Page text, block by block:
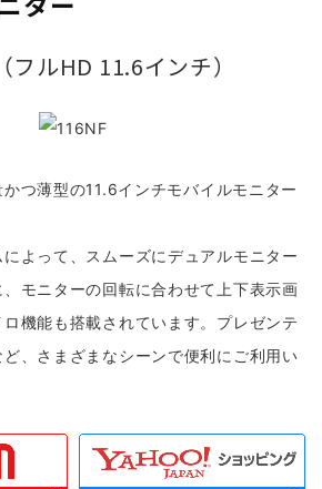
ルHD 11.6インチ）
つ薄型の11.6インチモバイルモニター
よって、スムーズにデュアルモニター
モニターの回転に合わせて上下表示画
機能も搭載されています。プレゼンテ
、さまざまなシーンで便利にご利用い